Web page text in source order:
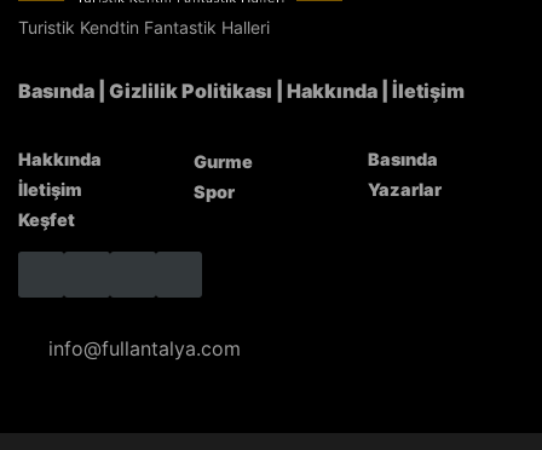
Turistik Kendtin Fantastik Halleri
Basında Gizlilik Politikası Hakkında İletişim
Hakkında
İletişim
Keşfet
Gurme
Spor
Basında
Yazarlar
info@fullantalya.com